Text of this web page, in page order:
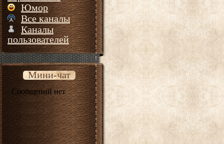
Юмор
Все каналы
Каналы
пользователей
Мини-чат